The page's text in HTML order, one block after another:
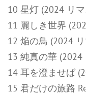
10 星灯 (2024 リ
11 麗しき世界
12 焔の鳥 (2024
13 純真の華
14 耳を澄ませば
15 君だけの旅路